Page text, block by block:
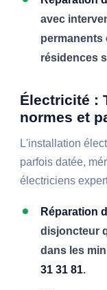
avec
permanents
résidences
Électricité :
normes et
L'installation
parfois datée,
électriciens
Réparation
disjoncteur
dans les
31 31 81.